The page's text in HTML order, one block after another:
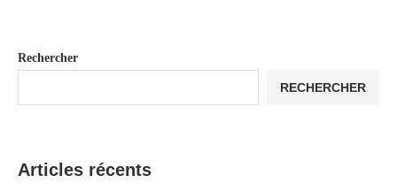
Rechercher
RECHERCHER
Articles récents